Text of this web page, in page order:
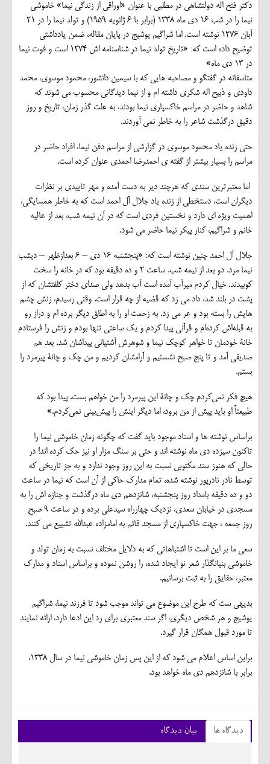
دکتر فتح اله دولتشاهی در مطلبی با عنوان «اوراقی از زندگی نیما» خاموشی
نیما را در شب 16 دی ماه 1338 (برابر با 6 ژانویه 1959) و تولد نیما را در 21
آبان 1276 نوشته است. اما شراگیم یوشیج در پایان مقاله، ضمن یادداشتی
توضیح داده است که: «تاریخ تولد نیما در شناسنامه اش 1274 است و فوت نیما
در 13 دی ماه»
متاسفانه در گفتگو و مصاحبه هایی که با سیمین دانشور، محمود موسوی، محمد
داودی و ذبیح اله شکری داشته ام و از نیما دیدگانی محسوب می شوند که
شاهد و حاضر در مراسم خاکسپاری نیما بودند، به علت گذر زمان، تاریخ و روز
دقیق درگذشت شاعر را به خاطر نمی آوردند.
حتی زنده یاد محمود موسوی در گزارشی از مراسم دفن نیما، افراد حاضر در
مراسم را بسیار بیشتر از گفته ی احمدرضا احمدی عنوان کرده است.
اما معتبرترین سندی که هرچند دیر به دست آمده و مهر تاییدی بر نظرات
دیگران است، دستخطی از زنده یاد جلال آل احمد است که به خاطر همسایگی،
اهمیت ویژه ای دارد و نخستین فردی است که در آن نیمه شب، بعد از عالیه
خانم و شراگیم، کنار پیکر نیما حاضر می شود.
جلال آل احمد چنین نوشته است که: «پنجشنبه 16 دی – 6 بعدازظهر – دیشب
نیما مرد. دو بعد از نیمه شب. ساعت 2 و ده دقیقه بود که در خانه را سخت
کوبیدند. خیال کردم میرآب آمده است آب بدهد ولی صدای دختر کلفتشان که از
پشت در بلند شد، داد می زد که قضیه از چه قرار است. وقتی رسیدم، زنش چشم
هایش را بسته بود و عر می زد. به زحمت او را به اطاق دیگر برده ام و دراز رو
به قبله‌اش کرده‌ام و قرآنی پیدا کردم و یک ساعتی تنها بودم و زنش را فرستادم
خانۀ خودمان تا خواهر کوچک نیما و شوهرش آشتیانی پیداشان شد. بعد هم
صدیقی آمد و تا پنج صبح نشستیم و آرامشان کردیم و من چک و چانۀ پیرمرد را
بستم.
هیچ فکر نمی‌کردم چک و چانۀ این پیرمرد را من خواهم بست. پیدا بود که
طبیعتاً او باید پیش از من برود، اما دیگر اینش را پیش‌بینی نمی‌کردم.»
براساس نوشته ها و اسناد موجود باید گفت که چگونه زمان خاموشی نیما را
تاکنون سیزده دی ماه نوشته اند و حتی بر سنگ مزار او نیز حک کرده اند! در
حالی که هنوز سند مکتوبی نسبت به این روز وجود ندارد و به جز تاریخی که
توسط نادر نادرپور نوشته شده، تمام مدارک حاکی از آن است که نیما در ساعت
دو و ده دقیقه بامداد روز پنجشنبه، شانزدهم دی ماه درگذشت و جنازه اش را به
مسجدی در خيابان سعدي، نزديك چهارراه سيدعلي برده و در ساعت ۹ صبح
روز جمعه ، جهت خاکسپاری از مسجد قائم به امامزاده عبدالله تشییع می کنند.
سعی ما بر این است تا اشتباهاتی که به دلایل مختلف نسبت به زمان تولد و
خاموشی بنیانگذار شعر نو ایجاد شده، را روشن نموده و براساس اسناد و مدارک
معتبر، حقایق را به ثبت برسانیم.
بدیهی ست که طرح این موضوع می تواند موجب شود تا فرزند نیما، شراگیم
یوشیج و هر شخص دیگری، اگر سند معتبری برای رد این ادعا دارد، ارائه نمایند
تا مورد قبول همگان قرار گیرد.
براین اساس اعلام می شود که از این پس زمان خاموشی نیما در سال 1338،
برابر با شانزدهم دی ماه خواهد بود.
دیدگاه ها بیان دیدگاه